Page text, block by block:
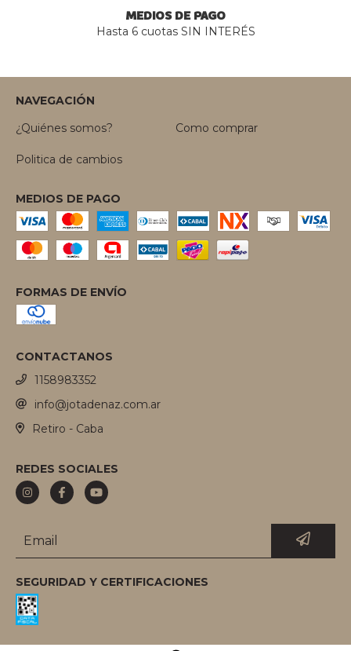
MEDIOS DE PAGO
Hasta 6 cuotas SIN INTERÉS
NAVEGACIÓN
¿Quiénes somos?
Como comprar
Politica de cambios
MEDIOS DE PAGO
FORMAS DE ENVÍO
CONTACTANOS
1158983352
info@jotadenaz.com.ar
Retiro - Caba
REDES SOCIALES
SEGURIDAD Y CERTIFICACIONES